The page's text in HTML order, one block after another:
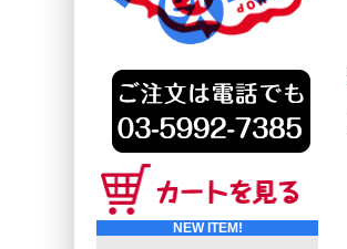
NEW ITEM!